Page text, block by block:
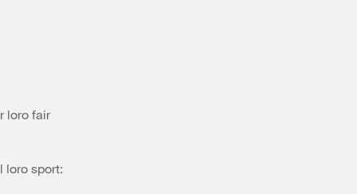
loro fair
loro sport: